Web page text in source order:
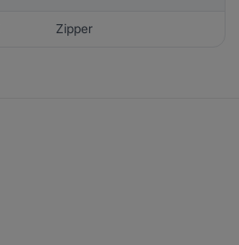
Zipper